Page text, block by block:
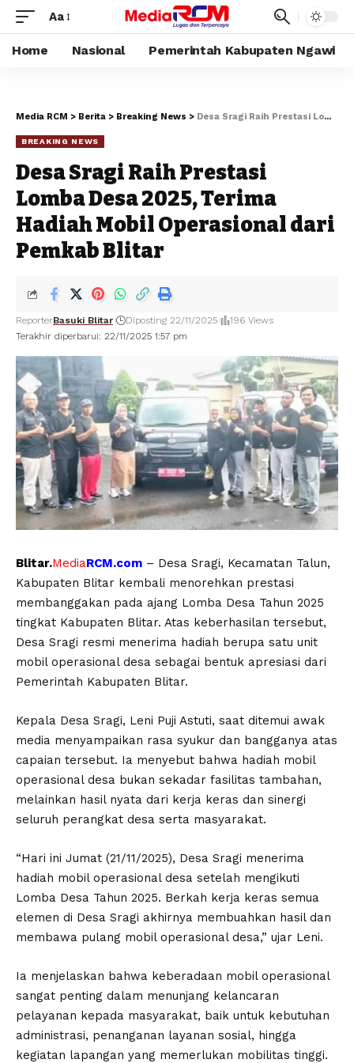
Aa
Home Nasional Pemerintah Kabupaten Ngawi
Media RCM > Berita > Breaking News > Desa Sragi Raih Prestasi Lomba Desa 2025, Terima Hadiah Mobil Operasional dari Pemkab Blitar
BREAKING NEWS
Desa Sragi Raih Prestasi
Lomba Desa 2025, Terima
Hadiah Mobil Operasional dari
Pemkab Blitar
Terakhir diperbarui: 22/11/2025 1:57 pm
ReporterBasuki Blitar Diposting 22/11/2025 196 Views
Blitar.MediaRCM.com – Desa Sragi, Kecamatan Talun,
Kabupaten Blitar kembali menorehkan prestasi
membanggakan pada ajang Lomba Desa Tahun 2025
tingkat Kabupaten Blitar. Atas keberhasilan tersebut,
Desa Sragi resmi menerima hadiah berupa satu unit
mobil operasional desa sebagai bentuk apresiasi dari
Pemerintah Kabupaten Blitar.
Kepala Desa Sragi, Leni Puji Astuti, saat ditemui awak
media menyampaikan rasa syukur dan bangganya atas
capaian tersebut. Ia menyebut bahwa hadiah mobil
operasional desa bukan sekadar fasilitas tambahan,
melainkan hasil nyata dari kerja keras dan sinergi
seluruh perangkat desa serta masyarakat.
“Hari ini Jumat (21/11/2025), Desa Sragi menerima
hadiah mobil operasional desa setelah mengikuti
Lomba Desa Tahun 2025. Berkah kerja keras semua
elemen di Desa Sragi akhirnya membuahkan hasil dan
membawa pulang mobil operasional desa,” ujar Leni.
Ia menjelaskan bahwa keberadaan mobil operasional
sangat penting dalam menunjang kelancaran
pelayanan kepada masyarakat, baik untuk kebutuhan
administrasi, penanganan layanan sosial, hingga
kegiatan lapangan yang memerlukan mobilitas tinggi.